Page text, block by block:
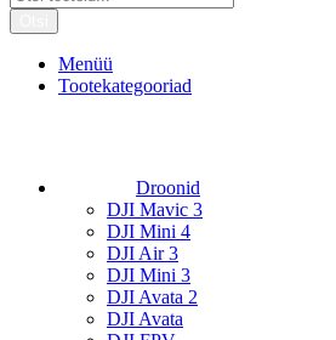
Menüü
Tootekategooriad
Droonid
DJI Mavic 3
DJI Mini 4
DJI Air 3
DJI Mini 3
DJI Avata 2
DJI Avata